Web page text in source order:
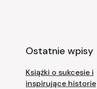
Ostatnie wpisy
Książki o sukcesie i
inspirujące historie